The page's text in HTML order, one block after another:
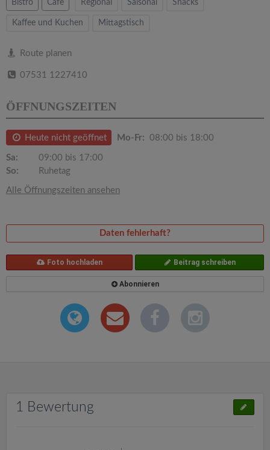
Bistro Cafe Regional Saisonal Snacks
Kaffee und Kuchen Mittagstisch
Route planen
07531 1227410
ÖFFNUNGSZEITEN
Heute nicht geöffnet Mo-Fr: 08:00 bis 18:00
Sa:
09:00 bis 17:00
So:
Ruhetag
Alle Öffnungszeiten ansehen
Daten fehlerhaft?
Foto hochladen Beitrag schreiben
Abonnieren
1 Bewertung
t
o
n